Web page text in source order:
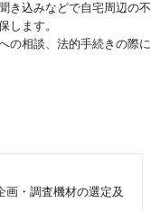
き込みなどで自宅周辺の不
します。
の相談、法的手続きの際に
・調査機材の選定及